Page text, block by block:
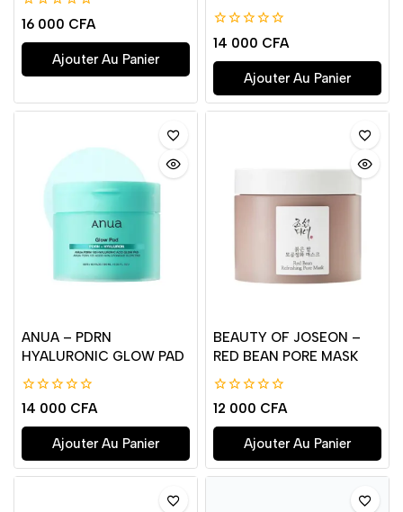
0
de
5
16 000 CFA
Ajouter Au Panier
0
de
5
14 000 CFA
Ajouter Au Panier
ANUA – PDRN
HYALURONIC GLOW PAD
0
de
5
14 000 CFA
Ajouter Au Panier
BEAUTY OF JOSEON –
RED BEAN PORE MASK
0
de
5
12 000 CFA
Ajouter Au Panier